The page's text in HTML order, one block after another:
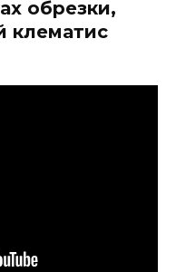
обрезки,
клематис